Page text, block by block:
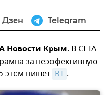
Дзен Telegram
Новости Крым. В США
за неэффективную
этом пишет RT .